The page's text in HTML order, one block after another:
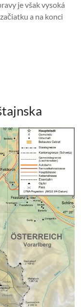
je však vysoká
a na konci